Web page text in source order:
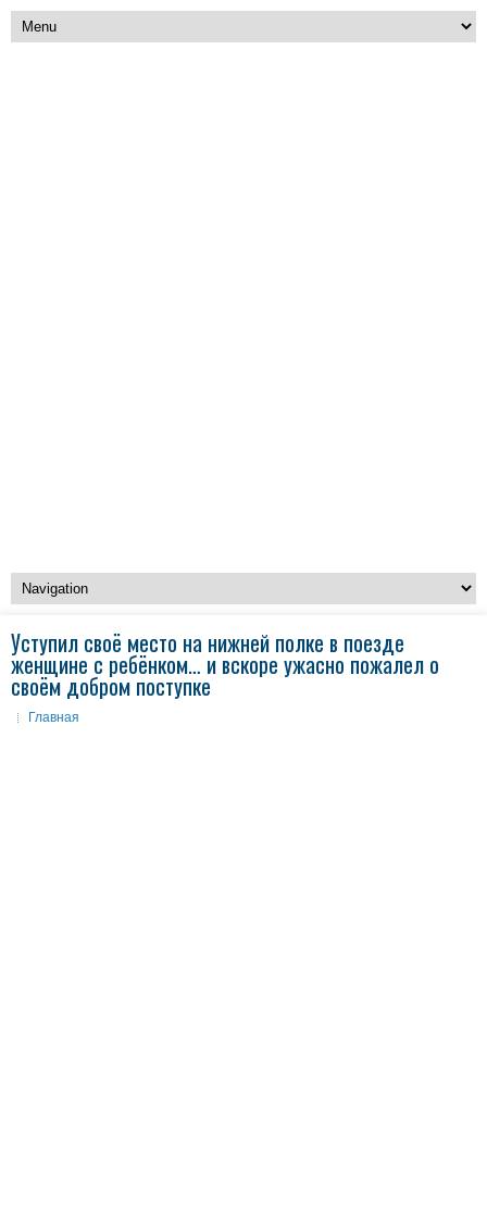
Уступил своё место на нижней полке в поезде
женщине с ребёнком… и вскоре ужасно пожалел о
своём добром поступке
Главная